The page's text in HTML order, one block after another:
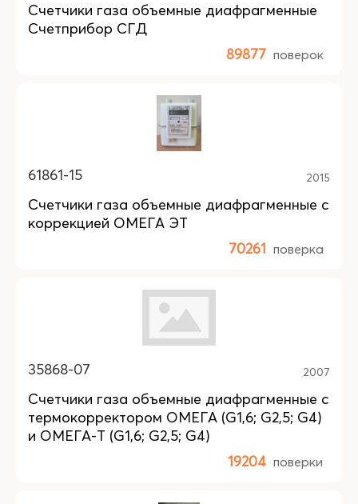
Счетчики газа объемные диафрагменные
Счетприбор СГД
89877 поверок
61861-15 2015
Счетчики газа объемные диафрагменные с
коррекцией ОМЕГА ЭТ
70261 поверка
35868-07 2007
Счетчики газа объемные диафрагменные с
термокорректором ОМЕГА (G1,6; G2,5; G4)
и ОМЕГА-T (G1,6; G2,5; G4)
19204 поверки